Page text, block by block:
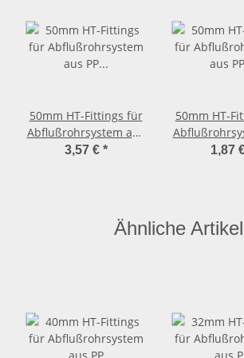
50mm HT-Fittings für
Abflußrohrsystem aus
PP Rohr mit Muffe
3,57 € *
50mm HT-
PP Bogen
1,87
Ähnliche Artikel